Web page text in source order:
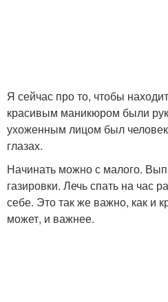
Я сейчас про то, чтобы
красивым маникюром были
ухоженным лицом был
глазах.
Начинать можно с малого.
газировки. Лечь спать на час
себе. Это так же важно, как и
может, и важнее.